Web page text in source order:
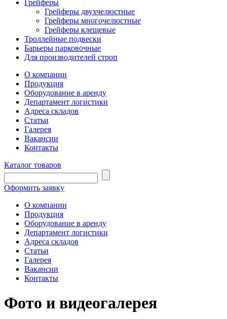
Грейферы
Грейферы двухчелюстные
Грейферы многочелюстные
Грейферы клещевые
Троллейные подвески
Барьеры парковочные
Для производителей строп
О компании
Продукция
Оборудование в аренду
Департамент логистики
Адреса складов
Статьи
Галерея
Вакансии
Контакты
Каталог товаров
Оформить заявку
О компании
Продукция
Оборудование в аренду
Департамент логистики
Адреса складов
Статьи
Галерея
Вакансии
Контакты
Фото и видеогалерея